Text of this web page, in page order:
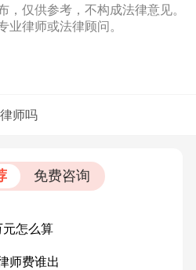
，仅供参考，不构成法律意见。
业律师或法律顾问。
师吗
免费咨询
元怎么算
师费谁出